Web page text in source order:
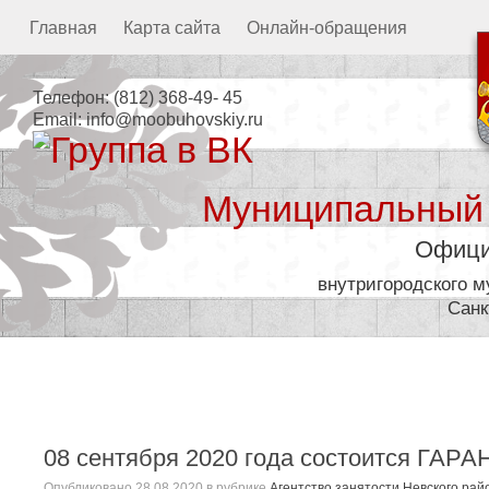
Главная Карта сайта Онлайн-обращения
Телефон:(812) 368-49- 45
Email:info@moobuhovskiy.ru
внутригородского
08 сентября 2020 года состоится